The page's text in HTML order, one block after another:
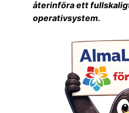
återinföra ett
operativsystem.